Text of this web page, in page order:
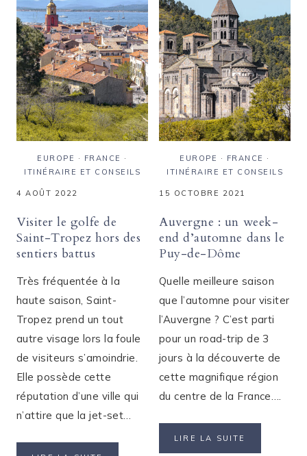
MASSIF
DE
L’ESTÉREL
EUROPE · FRANCE ·
ITINÉRAIRE ET CONSEILS
4 AOÛT 2022
Visiter le golfe de
Saint-Tropez hors des
sentiers battus
Très fréquentée à la
haute saison, Saint-
Tropez prend un tout
autre visage lors la foule
de visiteurs s’amoindrie.
Elle possède cette
réputation d’une ville qui
n’attire que la jet-set…
EUROPE · FRANCE ·
ITINÉRAIRE ET CONSEILS
15 OCTOBRE 2021
Auvergne : un week-
end d’automne dans le
Puy-de-Dôme
Quelle meilleure saison
que l’automne pour visiter
l’Auvergne ? C’est parti
pour un road-trip de 3
jours à la découverte de
cette magnifique région
du centre de la France….
LIRE LA SUITE